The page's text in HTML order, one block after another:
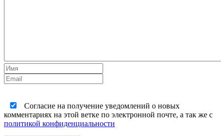
Согласие на получение уведомлений о новых
комментариях на этой ветке по электронной почте, а так же с
политикой конфиденциальности